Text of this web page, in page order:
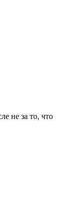
не за то, что